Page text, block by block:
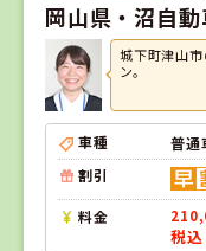
岡山県・沼自
城下町津山
ン。
車種
普通
割引
料金
税